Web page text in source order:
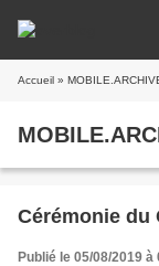
Accueil »
Cérémonie du
Publié le 05/08/2019 à